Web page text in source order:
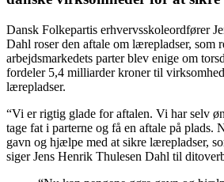
Dansk Folkepartis erhvervsskoleordfører
Dahl roser den aftale om lærepladser, som
arbejdsmarkedets parter blev enige om
fordeler 5,4 milliarder kroner til
lærepladser.
“Vi er rigtig glade for aftalen. Vi har selv
tage fat i parterne og få en aftale på plads.
gavn og hjælpe med at sikre lærepladser,
siger Jens Henrik Thulesen Dahl til